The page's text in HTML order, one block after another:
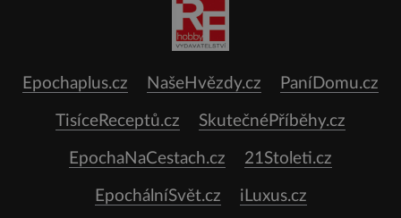
Epochaplus.cz NašeHvězdy.cz PaníDomu.cz
TisíceReceptů.cz SkutečnéPříběhy.cz
EpochaNaCestach.cz 21Stoleti.cz
EpochálníSvět.cz iLuxus.cz